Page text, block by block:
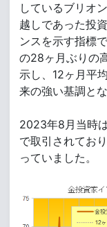
しているブリオ
越しであった投
ンスを示す指標
の28ヶ月ぶりの
示し、12ヶ月平
来の強い基調と
2023年8月当時
で取引されてお
っていました。